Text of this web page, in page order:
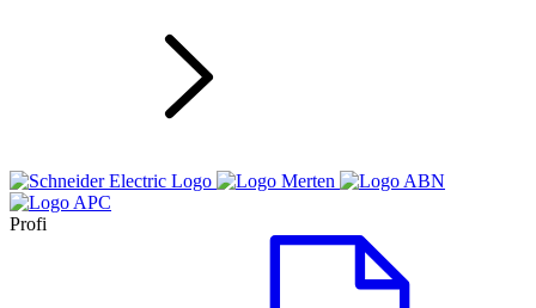
Profi